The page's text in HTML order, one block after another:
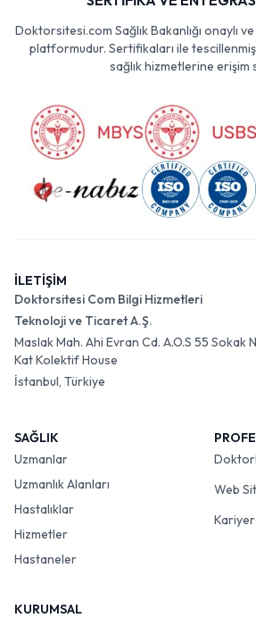
Doktorsitesi.com Sağlık Bakanlığı onaylı
platformudur. Sertifikaları ile tescillenmiş
sağlık hizmetlerine erişim
İLETİŞİM
Doktorsitesi Com Bilgi Hizmetleri
Teknoloji ve Ticaret A.Ş.
Maslak Mah. Ahi Evran Cd. A.O.S 55 Sokak
Kat Kolektif House
İstanbul, Türkiye
SAĞLIK
Uzmanlar
Uzmanlık Alanları
Hastalıklar
Hizmetler
Hastaneler
Web
Kariyer
KURUMSAL